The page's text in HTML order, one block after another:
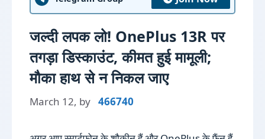
जल्दी लपक लो! OnePlus 13R पर
तगड़ा डिस्काउंट, कीमत हुई मामूली;
मौका हाथ से न निकल जाए
March 12, by 466740